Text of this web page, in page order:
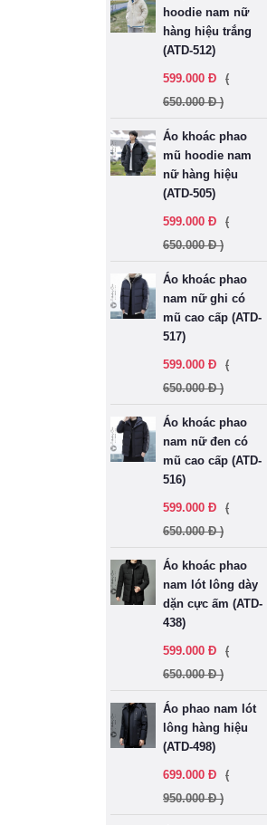
hoodie nam nữ
hàng hiệu trắng
(ATD-512)
599.000 Đ
(
650.000 Đ )
Áo khoác phao
mũ hoodie nam
nữ hàng hiệu
(ATD-505)
599.000 Đ
(
650.000 Đ )
Áo khoác phao
nam nữ ghi có
mũ cao cấp (ATD-
517)
599.000 Đ
(
650.000 Đ )
Áo khoác phao
nam nữ đen có
mũ cao cấp (ATD-
516)
599.000 Đ
(
650.000 Đ )
Áo khoác phao
nam lót lông dày
dặn cực ấm (ATD-
438)
599.000 Đ
(
650.000 Đ )
Áo phao nam lót
lông hàng hiệu
(ATD-498)
699.000 Đ
(
950.000 Đ )